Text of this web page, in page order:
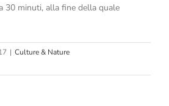
30 minuti, alla fine della quale
| Culture & Nature